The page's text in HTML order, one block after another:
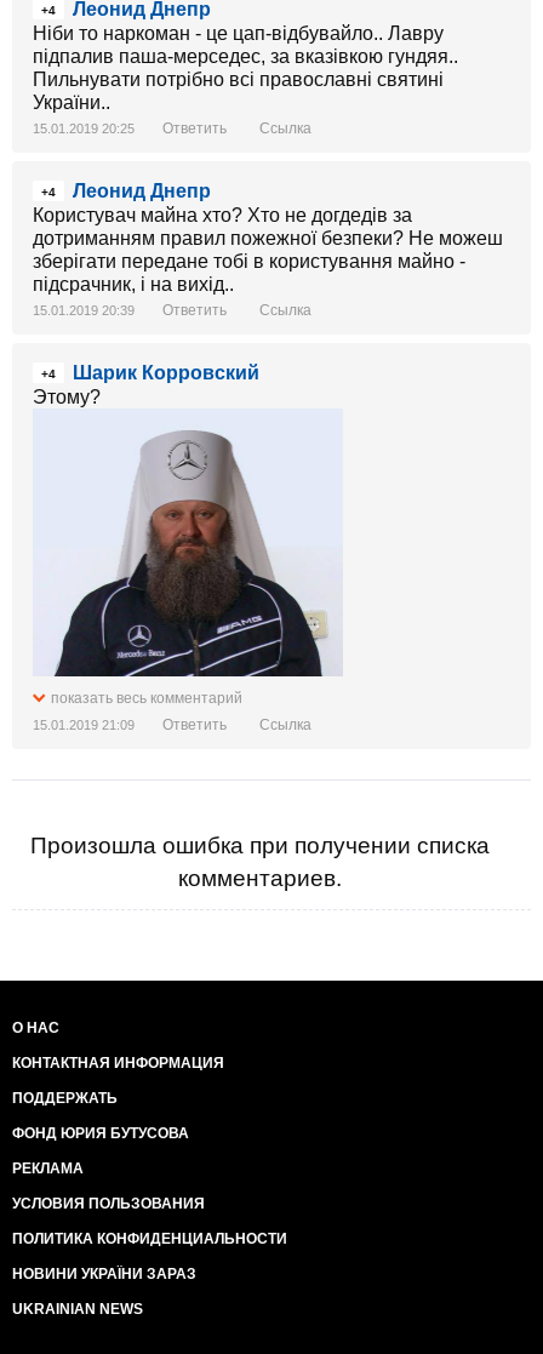
+4
Леонид Днепр
Ніби то наркоман - це цап-відбувайло.. Лавру
підпалив паша-мерседес, за вказівкою гундяя..
Пильнувати потрібно всі православні святині
України..
15.01.2019 20:25 Ответить Ссылка
+4
Леонид Днепр
Користувач майна хто? Хто не догдедів за
дотриманням правил пожежної безпеки? Не можеш
зберігати передане тобі в користування майно -
підсрачник, і на вихід..
15.01.2019 20:39 Ответить Ссылка
+4
Шарик Корровский
Этому?
показать весь комментарий
15.01.2019 21:09 Ответить Ссылка
Произошла ошибка при получении списка
комментариев.
О НАС
КОНТАКТНАЯ ИНФОРМАЦИЯ
ПОДДЕРЖАТЬ
ФОНД ЮРИЯ БУТУСОВА
РЕКЛАМА
УСЛОВИЯ ПОЛЬЗОВАНИЯ
ПОЛИТИКА КОНФИДЕНЦИАЛЬНОСТИ
НОВИНИ УКРАЇНИ ЗАРАЗ
UKRAINIAN NEWS